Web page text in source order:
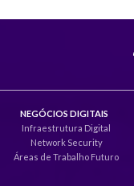
NEGÓCIOS DIGITAIS
Infraestrutura Digital
Network Security
Áreas de Trabalho Futuro